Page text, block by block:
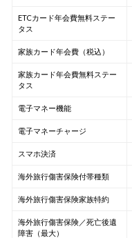
ETCカード年会費無料ステー
タス
家族カード年会費（税込）
家族カード年会費無料ステー
タス
電子マネー機能
電子マネーチャージ
スマホ決済
海外旅行傷害保険付帯種類
海外旅行傷害保険家族特約
海外旅行傷害保険／死亡後遺
障害（最大）